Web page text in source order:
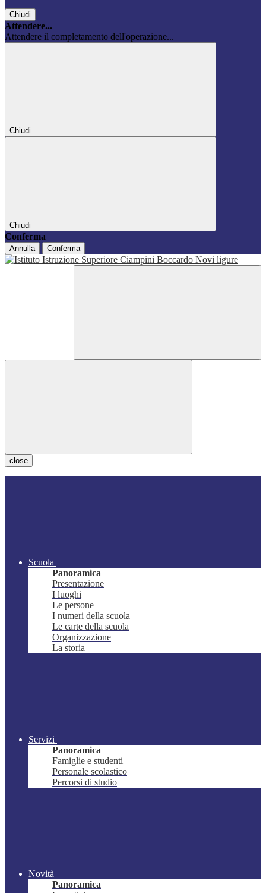
Chiudi
Attendere...
Attendere il completamento dell'operazione...
Chiudi
Chiudi
Conferma
Annulla Conferma
close
Scuola
Panoramica
Presentazione
I luoghi
Le persone
I numeri della scuola
Le carte della scuola
Organizzazione
La storia
Servizi
Panoramica
Famiglie e studenti
Personale scolastico
Percorsi di studio
Novità
Panoramica